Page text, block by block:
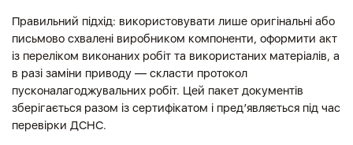
Правильний підхід: використовувати лише оригінальні або
письмово схвалені виробником компоненти, оформити акт
із переліком виконаних робіт та використаних матеріалів, а
в разі заміни приводу — скласти протокол
пусконалагоджувальних робіт. Цей пакет документів
зберігається разом із сертифікатом і пред’являється під час
перевірки ДСНС.